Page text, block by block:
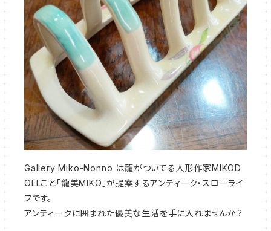
Gallery Miko-Nonno は龍がついてる人形作家MIKOD
OLLこと「龍美MIKO」が提案するアンティーク・スローライ
フです。
アンティークに囲まれた優美な生活を手に入れませんか？